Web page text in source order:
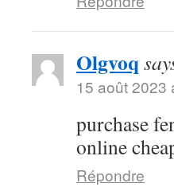
Olgvoq
15 août 2023
purchase
online
Répondre